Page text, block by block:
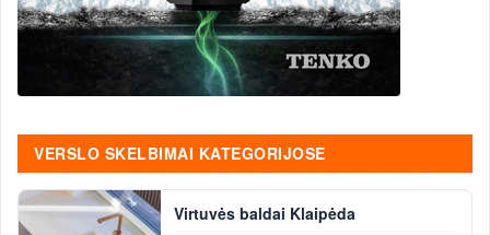
VERSLO SKELBIMAI KATEGORIJOSE
Virtuvės baldai Klaipėda